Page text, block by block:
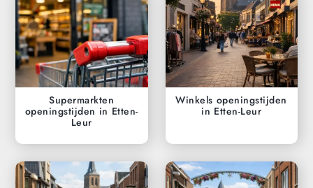
Supermarkten
openingstijden in Etten-
Leur
Winkels openingstijden
in Etten-Leur